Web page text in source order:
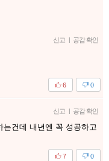
신고 | 공감 확인
0
6
신고 | 공감 확인
는건데 내년엔 꼭 성공하고
0
7